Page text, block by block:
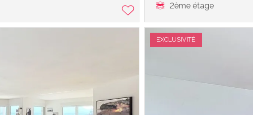
2ème étage
EXCLUSIVITÉ